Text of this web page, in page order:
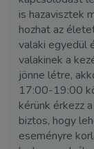
is hazavisztek
hozhat az
valaki egyedül
valakinek a
jönne létre,
17:00-19:00
kérünk érkezz
biztos, hogy
eseményre